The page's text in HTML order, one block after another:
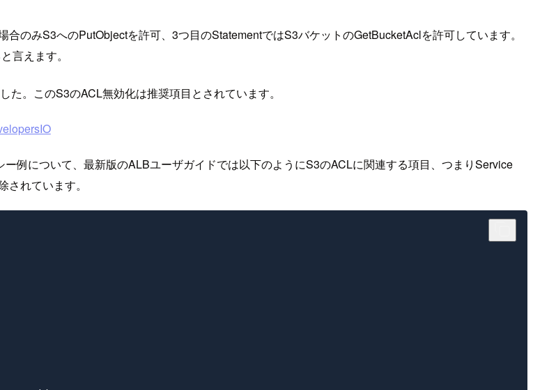
合のみS3へのPutObjectを許可、3つ目のStatementではS3バケットのGetBucketAclを許可しています。
言えます。
た。このS3のACL無効化は推奨項目とされています。
例について、最新版のALBユーザガイドでは以下のようにS3のACLに関連する項目、つまりService
されています。